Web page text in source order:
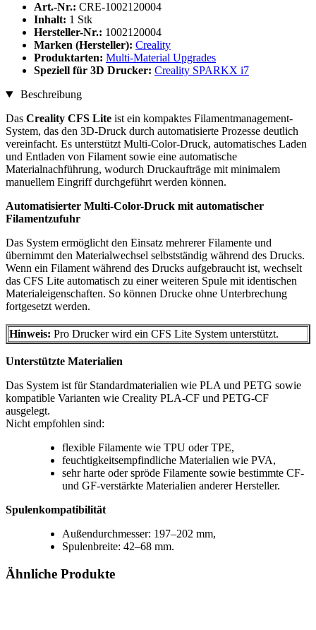
Art.-Nr.: CRE-1002120004
Inhalt: 1 Stk
Hersteller-Nr.: 1002120004
Marken (Hersteller): Creality
Produktarten: Multi-Material Upgrades
Speziell für 3D Drucker: Creality SPARKX i7
Beschreibung
Das Creality CFS Lite ist ein kompaktes Filamentmanagement-
System, das den 3D-Druck durch automatisierte Prozesse deutlich
vereinfacht. Es unterstützt Multi-Color-Druck, automatisches Laden
und Entladen von Filament sowie eine automatische
Materialnachführung, wodurch Druckaufträge mit minimalem
manuellem Eingriff durchgeführt werden können.
Automatisierter Multi-Color-Druck mit automatischer
Filamentzufuhr
Das System ermöglicht den Einsatz mehrerer Filamente und
übernimmt den Materialwechsel selbstständig während des Drucks.
Wenn ein Filament während des Drucks aufgebraucht ist, wechselt
das CFS Lite automatisch zu einer weiteren Spule mit identischen
Materialeigenschaften. So können Drucke ohne Unterbrechung
fortgesetzt werden.
Hinweis: Pro Drucker wird ein CFS Lite System unterstützt.
Unterstützte Materialien
Das System ist für Standardmaterialien wie PLA und PETG sowie
kompatible Varianten wie Creality PLA-CF und PETG-CF
ausgelegt.
Nicht empfohlen sind:
flexible Filamente wie TPU oder TPE,
feuchtigkeitsempfindliche Materialien wie PVA,
sehr harte oder spröde Filamente sowie bestimmte CF-
und GF-verstärkte Materialien anderer Hersteller.
Spulenkompatibilität
Außendurchmesser: 197–202 mm,
Spulenbreite: 42–68 mm.
Ähnliche Produkte